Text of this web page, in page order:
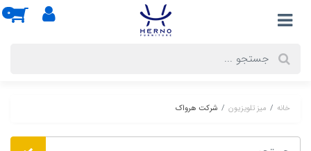
0
خانه میز تلویزیون شرکت هرواک